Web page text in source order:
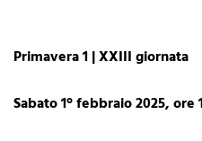
Primavera 1 | XXIII giornata
Sabato 1° febbraio 2025, ore